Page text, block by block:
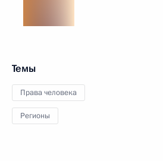
Темы
Права человека
Регионы